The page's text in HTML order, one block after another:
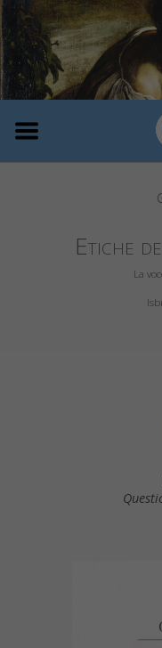
Etiche
La